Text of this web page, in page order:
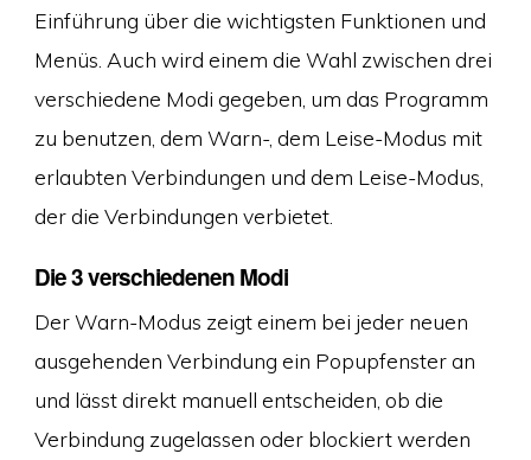
Einführung über die wichtigsten Funktionen und
Menüs. Auch wird einem die Wahl zwischen drei
verschiedene Modi gegeben, um das Programm
zu benutzen, dem Warn-, dem Leise-Modus mit
erlaubten Verbindungen und dem Leise-Modus,
der die Verbindungen verbietet.
Die 3 verschiedenen Modi
Der Warn-Modus zeigt einem bei jeder neuen
ausgehenden Verbindung ein Popupfenster an
und lässt direkt manuell entscheiden, ob die
Verbindung zugelassen oder blockiert werden